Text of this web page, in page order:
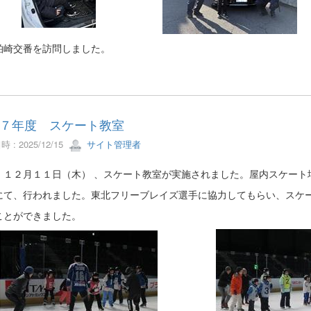
番を訪問しました。
年度 スケート教室
: 2025/12/15 サイト管理者
１１日（木） 、スケート教室が実施されました。屋内スケート
行われました。東北フリーブレイズ選手に協力してもらい、スケ
ができました。